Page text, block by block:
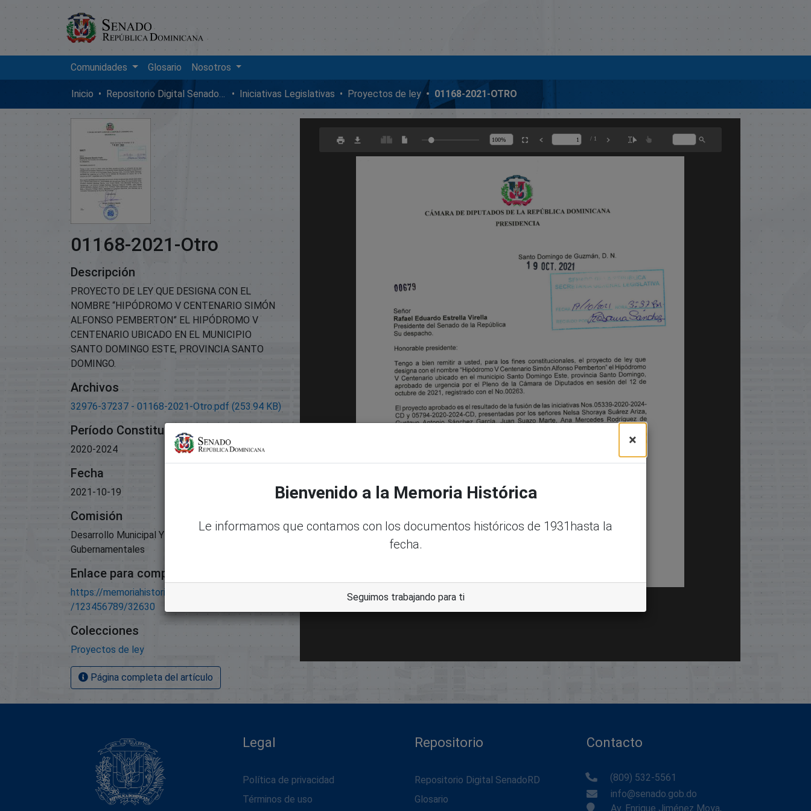
Comunidades Glosario Nosotros
Inicio Repositorio Digital SenadoRD Iniciativas Legislativas Proyectos de ley 01168-2021-OTRO
01168-2021-Otro
Descripción
PROYECTO DE LEY QUE DESIGNA CON EL
NOMBRE “HIPÓDROMO V CENTENARIO SIMÓN
ALFONSO PEMBERTON” EL HIPÓDROMO V
CENTENARIO UBICADO EN EL MUNICIPIO
SANTO DOMINGO ESTE, PROVINCIA SANTO
DOMINGO.
Archivos
32976-37237 - 01168-2021-Otro.pdf (253.94 KB)
Período Constitucional
2020-2024
Fecha
2021-10-19
Comisión
Desarrollo Municipal Y Organizaciones No
Gubernamentales
Enlace para compartir este artículo
https://memoriahistorica.senadord.gob.do/handle
/123456789/32630
Colecciones
Proyectos de ley
Página completa del artículo
Legal
Política de privacidad
Términos de uso
Repositorio
Repositorio Digital SenadoRD
Glosario
Contacto
(809) 532-5561
info@senado.gob.do
Av. Enrique Jiménez Moya,
×
Bienvenido a la Memoria Histórica
Le informamos que contamos con los documentos históricos de 1931hasta la
fecha.
Seguimos trabajando para ti